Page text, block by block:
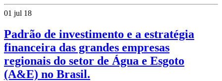
01 jul 18
Padrão de investimento e a estratégia
financeira das grandes empresas
regionais do setor de Água e Esgoto
(A&E) no Brasil.